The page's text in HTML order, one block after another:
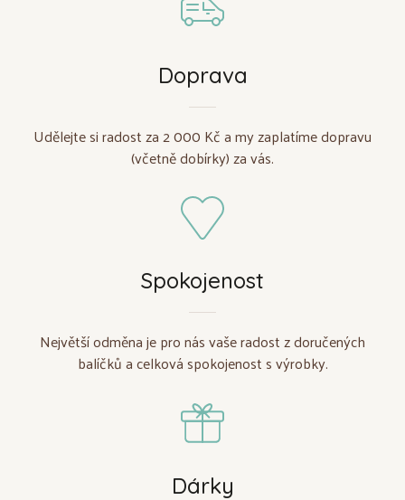
Doprava
Udělejte si radost za 2 000 Kč a my zaplatíme dopravu
(včetně dobírky) za vás.
Spokojenost
Největší odměna je pro nás vaše radost z doručených
balíčků a celková spokojenost s výrobky.
Dárky